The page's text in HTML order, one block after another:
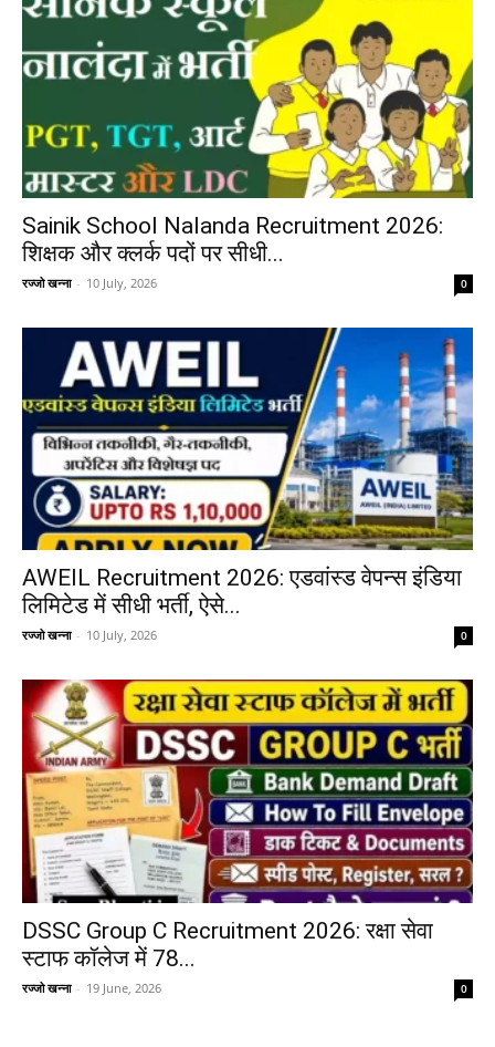
Sainik School Nalanda Recruitment 2026:
शिक्षक और क्लर्क पदों पर सीधी...
रज्जो खन्ना - 10 July, 2026 0
AWEIL Recruitment 2026: एडवांस्ड वेपन्स इंडिया
लिमिटेड में सीधी भर्ती, ऐसे...
रज्जो खन्ना - 10 July, 2026 0
DSSC Group C Recruitment 2026: रक्षा सेवा
स्टाफ कॉलेज में 78...
रज्जो खन्ना - 19 June, 2026 0